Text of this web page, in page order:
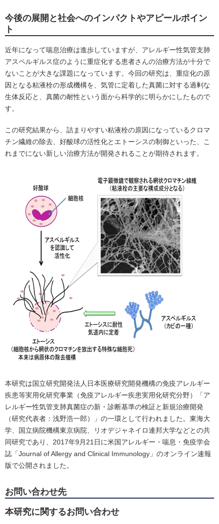
今後の展開と社会へのインパクトやアピールポイン
ト
近年になって喘息治療は進歩していますが、アレルギー性気管支肺
アスペルギルス症のように重症化する患者さんの治療方法が十分で
ないことが大きな課題になっています。今回の研究は、重症化の原
因となる粘液栓の形成機構を、気管に定着した真菌に対する過剰な
生体反応と、真菌の耐性という面から科学的に明らかにしたもので
す。
この研究結果から、詰まりやすい粘液栓の原因になっているクロマ
チン繊維の除去、好酸球の活性化とエトーシスの制御といった、こ
れまでにない新しい治療方法が開発されることが期待されます。
本研究は国立研究開発法人日本医療研究開発機構の免疫アレルギー
疾患等実用化研究事業（免疫アレルギー疾患実用化研究分野）「ア
レルギー性気管支肺真菌症の新・診断基準の検証と新規治療開発
（研究代表者：浅野浩一郎）」の一環として行われました。東海大
学、国立病院機構東京病院、リオデジャネイロ連邦大学などとの共
同研究であり、2017年9月21日に米国アレルギー・喘息・免疫学会
誌「Journal of Allergy and Clinical Immunology」のオンライン速報
版で公開されました。
お問い合わせ先
本研究に関するお問い合わせ